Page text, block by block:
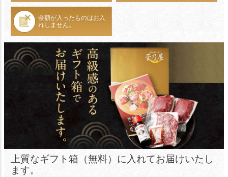
金額が入ったものはお入
れしません。
上質なギフト箱（無料）に入れてお届けいたし
ます。